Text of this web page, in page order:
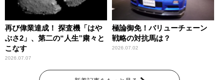
再び偉業達成！ 探査機「はや
ぶさ2」、第二の“人生”粛々と
こなす
2026.07.07
極論御免！バリューチェーン
戦略の対抗馬は？
2026.07.02